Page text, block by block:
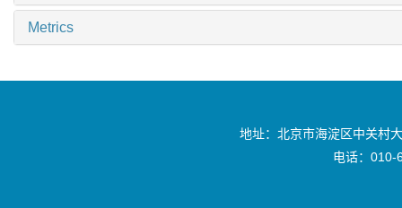
Metrics
地址：北京市海淀区中关村
电话：